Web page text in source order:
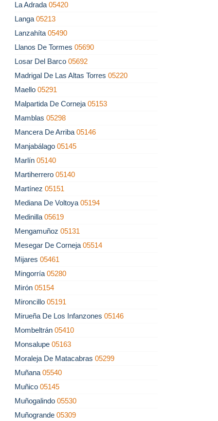
La Adrada 05420
Langa 05213
Lanzahíta 05490
Llanos De Tormes 05690
Losar Del Barco 05692
Madrigal De Las Altas Torres 05220
Maello 05291
Malpartida De Corneja 05153
Mamblas 05298
Mancera De Arriba 05146
Manjabálago 05145
Marlín 05140
Martiherrero 05140
Martínez 05151
Mediana De Voltoya 05194
Medinilla 05619
Mengamuñoz 05131
Mesegar De Corneja 05514
Mijares 05461
Mingorría 05280
Mirón 05154
Mironcillo 05191
Mirueña De Los Infanzones 05146
Mombeltrán 05410
Monsalupe 05163
Moraleja De Matacabras 05299
Muñana 05540
Muñico 05145
Muñogalindo 05530
Muñogrande 05309